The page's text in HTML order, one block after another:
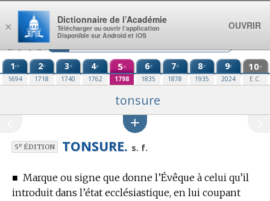
Aller au contenu
1re
1694
2e
1718
3e
1740
4e
1762
5e
1798
6e
1835
7e
1878
8e
1935
9e
2024
10e
E.C.
tonsure
5eÉDITION TONSURE. s. f.
■ Marque ou signe que donne l’Évêque à celui qu’il
introduit dans l’état ecclésiastique, en lui coupant
×
Dictionnaire de l’Académie
Télécharger ou ouvrir l’application
Disponible sur Android et iOS
OUVRIR